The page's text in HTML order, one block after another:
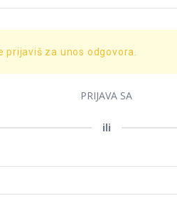
prijaviš za unos odgovora.
PRIJAVA SA
ili